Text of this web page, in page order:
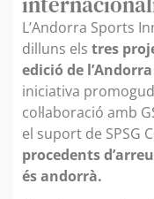
L’Andorra Sports
dilluns els tres
edició de
iniciativa
col·laboració amb
el suport de SPSG
procedents
és andorrà.